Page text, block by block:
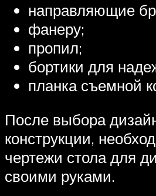
направляющие
фанеру;
пропил;
бортики для
планка съемной
После выбора
конструкции,
чертежи стола для
своими руками.